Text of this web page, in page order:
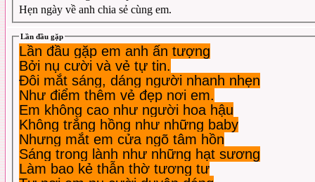
Hẹn ngày về anh chia sẻ cùng em.
Lần đầu gặp
Lần đầu gặp em anh ấn tượng
Bởi nụ cười và vẻ tự tin.
Đôi mắt sáng, dáng người nhanh nhẹn
Như điểm thêm vẻ đẹp nơi em.
Em không cao như người hoa hậu
Không trắng hồng như những baby
Nhưng mắt em cửa ngõ tâm hồn
Sáng trong lành như những hạt sương
Làm bao kẻ thẫn thờ tương tư